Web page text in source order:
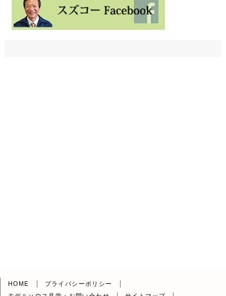
HOME
プライバシーポリシー